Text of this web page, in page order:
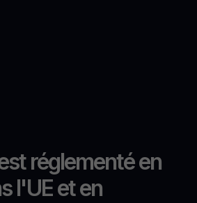
réglementé en
l'UE et en